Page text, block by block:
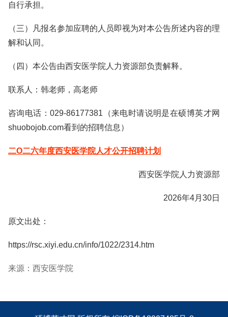
自行承担。
（三）凡报名参加应聘的人员即视为对本公告所述内容的理
解和认同。
（四）本公告由西安医学院人力资源部负责解释。
联系人：韩老师，高老师
咨询电话：029-86177381（来电时请说明是在硕博英才网
shuobojob.com看到的招聘信息）
二O二六年度西安医学院人才公开招聘计划
西安医学院人力资源部
2026年4月30日
原文出处：
https://rsc.xiyi.edu.cn/info/1022/2314.htm
来源：西安医学院